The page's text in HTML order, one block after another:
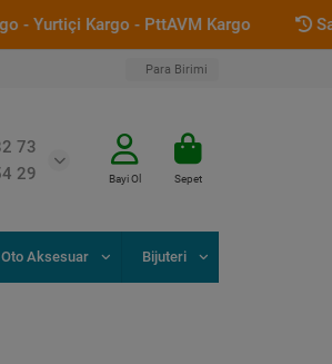
Kargo - PttAVM Kargo Saat
Para Birimi
73
29
Bayi Ol Sepet
Oto Aksesuar Bijuteri